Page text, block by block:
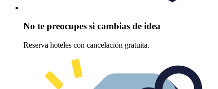
No te preocupes si cambias de idea
Reserva hoteles con cancelación gratuita.